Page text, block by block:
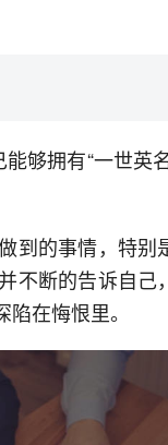
够拥有“一世英
到的事情，特别
不断的告诉自己
在悔恨里。